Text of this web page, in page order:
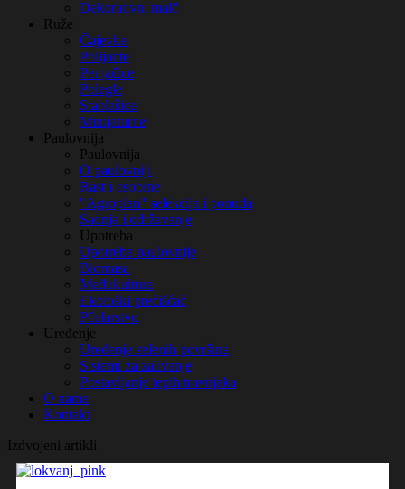
Dekorativni malč
Ruže
Čajevke
Polijante
Penjačice
Polegle
Stablašice
Minijaturne
Paulovnija
Paulovnija
O paulovniji
Rast i osobine
"Agroplan" selekcija i ponuda
Sadnja i održavanje
Upotreba
Upotreba paulovnije
Biomasa
Međukultura
Ekološki prečišćač
Pčelarstvo
Uređenje
Uređenje zelenih površina
Sistemi za zalivanje
Postavljanje tepih travnjaka
O nama
Kontakt
Izdvojeni artikli